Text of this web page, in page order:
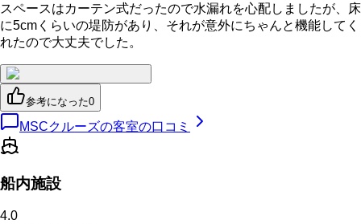
スペースはカーテン式だったので水漏れを心配しましたが、床
に5cmくらいの堤防があり、それが意外にちゃんと機能してく
れたので大丈夫でした。
参考になった0
MSCクルーズの客室の口コミ
船内施設
4.0